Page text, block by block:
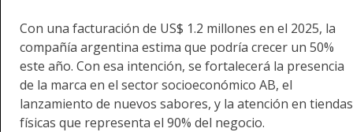
Con una facturación de US$ 1.2 millones en el 2025, la
compañía argentina estima que podría crecer un 50%
este año. Con esa intención, se fortalecerá la presencia
de la marca en el sector socioeconómico AB, el
lanzamiento de nuevos sabores, y la atención en tiendas
físicas que representa el 90% del negocio.